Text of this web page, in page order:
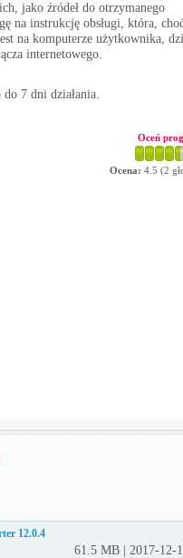
jako źródeł do otrzymanego
na instrukcję obsługi, która,
na komputerze użytkownika,
internetowego.
7 dni działania.
Oceń
Ocena: 4.5 (2
12.0.4
61.5 MB | 2017-12-